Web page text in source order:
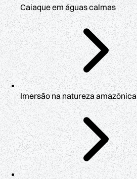
Caiaque em águas calmas
Imersão na natureza amazônica